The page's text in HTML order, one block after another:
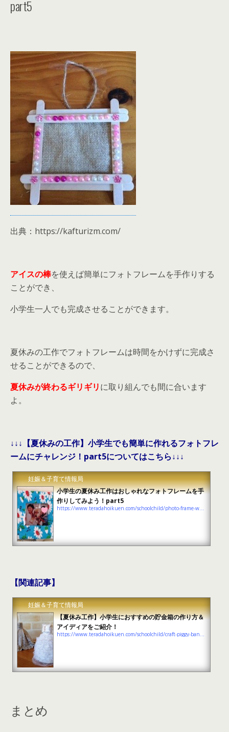
part5
出典：https://kafturizm.com/
アイスの棒を使えば簡単にフォトフレームを手作りする
ことができ、
小学生一人でも完成させることができます。
夏休みの工作でフォトフレームは時間をかけずに完成さ
せることができるので、
夏休みが終わるギリギリに取り組んでも間に合います
よ。
↓↓↓【夏休みの工作】小学生でも簡単に作れるフォトフレ
ームにチャレンジ！part5についてはこちら↓↓↓
妊娠＆子育て情報局
小学生の夏休み工作はおしゃれなフォトフレームを手
作りしてみよう！part5
https://www.teradahoikuen.com/schoolchild/photo-frame-work-5
【関連記事】
妊娠＆子育て情報局
【夏休み工作】小学生におすすめの貯金箱の作り方＆
アイディアをご紹介！
https://www.teradahoikuen.com/schoolchild/craft-piggy-bank-summary
まとめ